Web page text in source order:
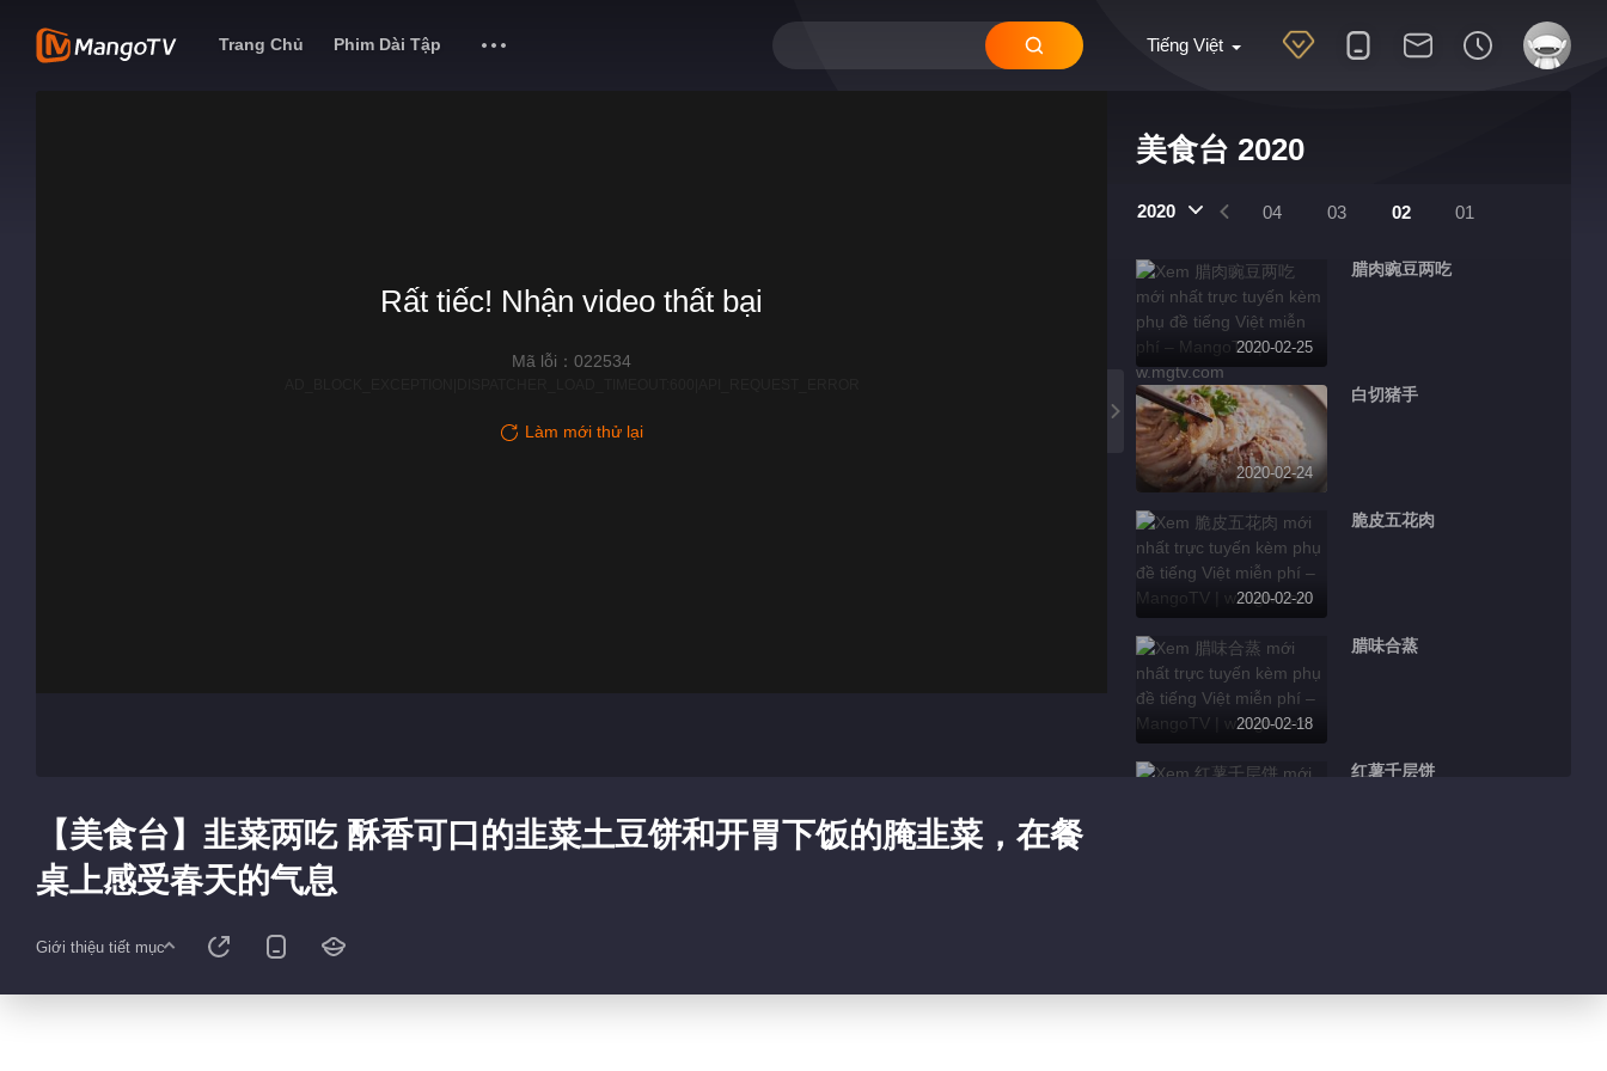
Tiếng Việt
Trang Chủ Phim Dài Tập
美食台 2020
2020
06 05 04 03 02 01
2020-02-25
腊肉豌豆两吃
2020-02-24
白切猪手
2020-02-20
脆皮五花肉
2020-02-18
腊味合蒸
红薯千层饼
Rất tiếc! Nhận video thất bại
Mã lỗi：022534
Làm mới thử lại
【美食台】韭菜两吃 酥香可口的韭菜土豆饼和开胃下饭的腌韭菜，在餐
桌上感受春天的气息
Giới thiệu tiết mục